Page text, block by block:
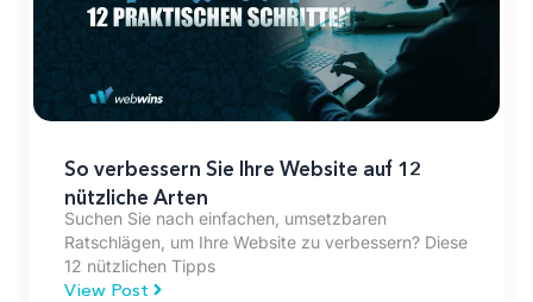
So verbessern Sie Ihre Website auf 12
nützliche Arten
Suchen Sie nach einfachen, umsetzbaren
Ratschlägen, um Ihre Website zu verbessern? Diese
12 nützlichen Tipps
View Post